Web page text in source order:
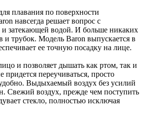
плавания по поверхности
навсегда решает вопрос с
затекающей водой. И больше никаких
и трубок. Модель Baron выпускается в
ее точную посадку на лице.
и позволяет дышать как ртом, так и
придется переучиваться, просто
Выдыхаемый воздух без усилий
Свежий воздух, прежде чем поступить
стекло, полностью исключая